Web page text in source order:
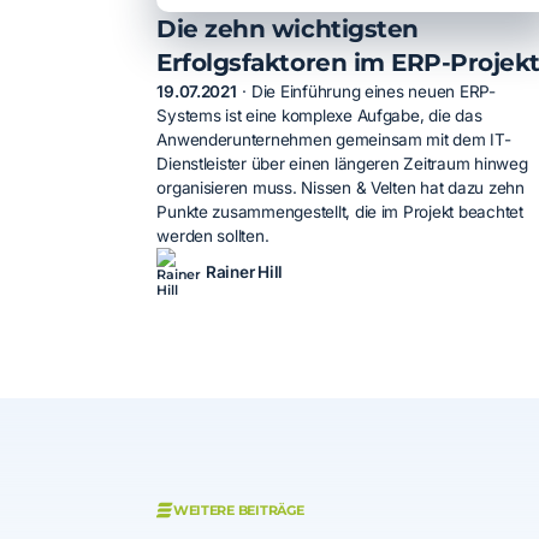
Die zehn wichtigsten
Erfolgsfaktoren im ERP-Projekt
19.07.2021 · Die Einführung eines neuen ERP-
Systems ist eine komplexe Aufgabe, die das
Anwenderunternehmen gemeinsam mit dem IT-
Dienstleister über einen längeren Zeitraum hinweg
organisieren muss. Nissen & Velten hat dazu zehn
Punkte zusammengestellt, die im Projekt beachtet
werden sollten.
Rainer Hill
WEITERE BEITRÄGE